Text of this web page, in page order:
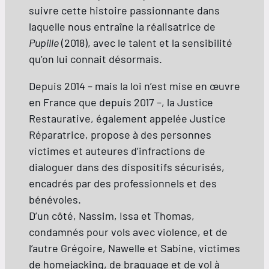
suivre cette histoire passionnante dans
laquelle nous entraîne la réalisatrice de
Pupille(2018), avec le talent et la sensibilité
qu’on lui connait désormais.
Depuis 2014 – mais la loi n’est mise en œuvre
en France que depuis 2017 –, la Justice
Restaurative, également appelée Justice
Réparatrice, propose à des personnes
victimes et auteures d’infractions de
dialoguer dans des dispositifs sécurisés,
encadrés par des professionnels et des
bénévoles.
D’un côté, Nassim, Issa et Thomas,
condamnés pour vols avec violence, et de
l’autre Grégoire, Nawelle et Sabine, victimes
de homejacking, de braquage et de vol à